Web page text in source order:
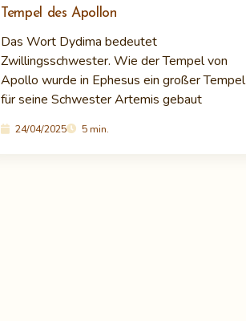
Tempel des Apollon
Das Wort Dydima bedeutet
Zwillingsschwester. Wie der Tempel von
Apollo wurde in Ephesus ein großer Tempel
für seine Schwester Artemis gebaut
24/04/2025 5 min.